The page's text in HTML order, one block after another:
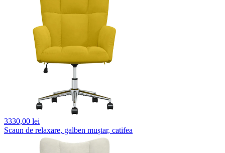
3330,00 lei
Scaun de relaxare, galben muștar, catifea